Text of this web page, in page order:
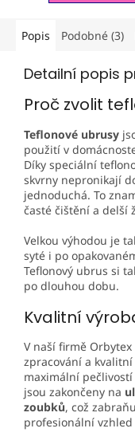
Popis Podobné (3)
Detailní popis
Proč zvolit
Teflonové ubrusy
použití v
Díky speciální
skvrny nepronikají
jednoduchá. To
časté čištění a delší
Velkou výhodou je
syté i po
Teflonový ubrus si
po dlouhou dobu.
Kvalitní
V naší firmě Orbytex
zpracování a
maximální
jsou zakončeny na
zoubků, což
profesionální